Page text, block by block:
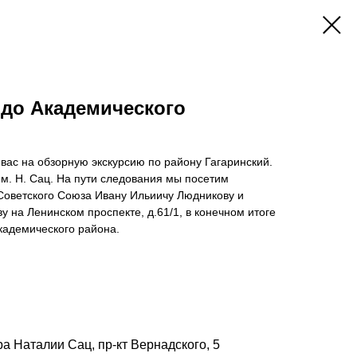
Академического
на обзорную экскурсию по району Гагаринский.
Н. Сац. На пути следования мы посетим
Союза Ивану Ильиичу Людникову и
на Ленинском проспекте, д.61/1, в конечном итоге
района.
Наталии Сац, пр-кт Вернадского, 5